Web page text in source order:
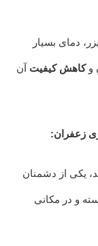
دمای بسیار
وکاهش کیفیت آن
زعفران:
یکی از دشمنان
و در مکانی